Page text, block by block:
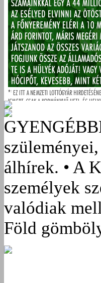
álhírek. • A
személyek
valódiak
Föld